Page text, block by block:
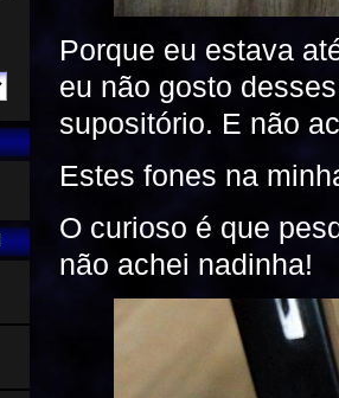
Porque eu estava
eu não gosto
supositório. E não
Estes fones na
O curioso é que
não achei nadinha!